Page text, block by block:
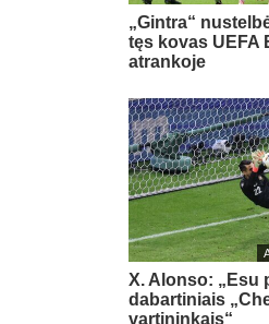
„Gintra“
tęs kovas UEFA
atrankoje
X. Alonso: „Esu
dabartiniais
vartininkais“